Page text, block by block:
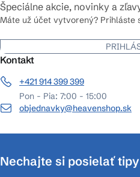
Špeciálne akcie, novinky a
Máte už účet vytvorený? Prihláste
Kontakt
+421 914 399 399
Pon - Pia: 7:00 - 15:00
objednavky@heavenshop.sk
Nechajte si posielať